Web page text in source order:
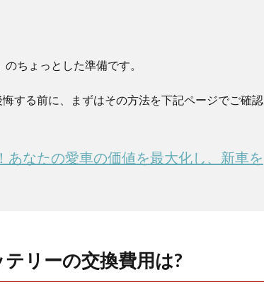
ちょっとした準備です。
する前に、まずはその方法を下記ページでご確認
あなたの愛車の価値を最大化し、新車を
リーの交換費用は?